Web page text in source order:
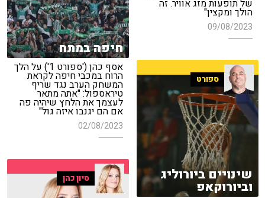
של תופעות מזג אוויר. זה
הולך ומקצין"
09/08/2023
חיפה במתח
אסף כהן ('ספורט 1') על הלך
הרוח במכבי חיפה לקראת
המשחק הערב נגד שריף
טיראספול: "אתה מתאר
לעצמך את הלחץ שיהיה פה
אם הם יגנבו איזה גול"
02/08/2023
ספורט
שינויים ביורוליג
וביורוקאפ סיון כהן